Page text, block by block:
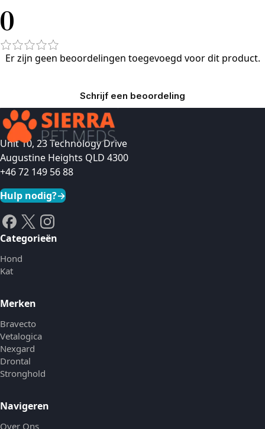
0
Er zijn geen beoordelingen toegevoegd voor dit product.
Schrijf een beoordeling
Unit 10, 23 Technology Drive
Augustine Heights QLD 4300
+46 72 149 56 88
Hulp nodig?→
Categorieën
Hond
Kat
Merken
Bravecto
Vetalogica
Nexgard
Drontal
Stronghold
Navigeren
Over Ons